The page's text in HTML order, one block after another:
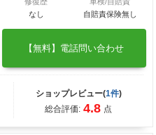
なし
自賠責保険無し
【無料】電話問い合わせ
ショップレビュー(1件)
総合評価: 4.8 点